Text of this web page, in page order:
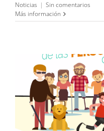
Noticias | Sin comentarios
Más información
Día Internacional de